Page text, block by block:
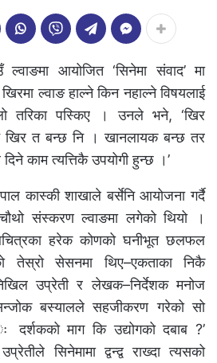
आयोजित ‘सिनेमा संवाद’ मा
ल्वाङ हाल्ने किन नहाल्ने विषयलाई
तरिका पस्किए । उनले भने, ‘खिर
खिर त बन्छ नि । खानलायक बन्छ तर
काम त्यत्तिकै उपयोगी हुन्छ ।’
कास्की शाखाले बर्सेनि आयोजना गर्दै
संस्करण ल्वाङमा लगेको थियो ।
हरेक कोणको घनीभूत छलफल
तेस्रो सेसनमा थिए–एकताका निकै
उप्रेती र लेखक–निर्देशक मनोज
बस्यालले सहजीकरण गरेको सो
ः दर्शकको माग कि उद्योगको दबाब ?’
सिनेमामा द्वन्द्व राख्दा त्यसको